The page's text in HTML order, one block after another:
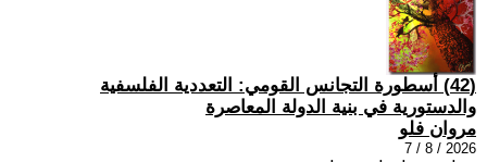
(42) أسطورة التجانس القومي: التعددية الفلسفية
والدستورية في بنية الدولة المعاصرة
مروان فلو
2026 / 8 / 7